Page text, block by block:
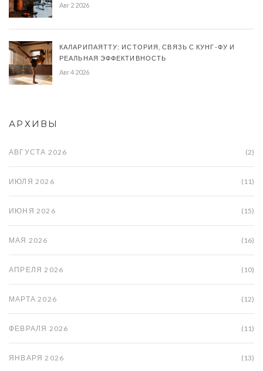
Авг 2 2026
КАЛАРИПАЯТТУ: ИСТОРИЯ, СВЯЗЬ С КУНГ-ФУ И
РЕАЛЬНАЯ ЭФФЕКТИВНОСТЬ
Авг 4 2026
АРХИВЫ
АВГУСТА 2026 (2)
ИЮЛЯ 2026 (11)
ИЮНЯ 2026 (15)
МАЯ 2026 (16)
АПРЕЛЯ 2026 (10)
МАРТА 2026 (12)
ФЕВРАЛЯ 2026 (11)
ЯНВАРЯ 2026 (13)